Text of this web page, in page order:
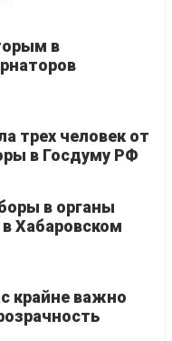
в
трех человек от
в Госдуму РФ
в органы
Хабаровском
крайне важно